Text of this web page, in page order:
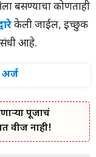
बसण्याचा कोणताही
केली जाईल, इच्छुक
संधी आहे.
पूजाचं
वीज नाही!